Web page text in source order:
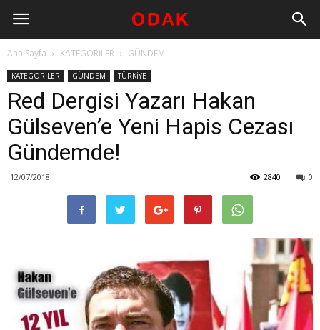
Ana Sayfa KATEGORİLER GÜNDEM
KATEGORİLER GÜNDEM TÜRKİYE
Red Dergisi Yazarı Hakan
Gülseven’e Yeni Hapis Cezası
Gündemde!
12/07/2018 0
2840